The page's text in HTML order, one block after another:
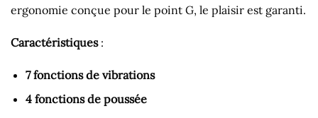
ergonomie conçue pour le point G, le plaisir est garanti.
Caractéristiques:
7 fonctions de vibrations
4 fonctions de poussée